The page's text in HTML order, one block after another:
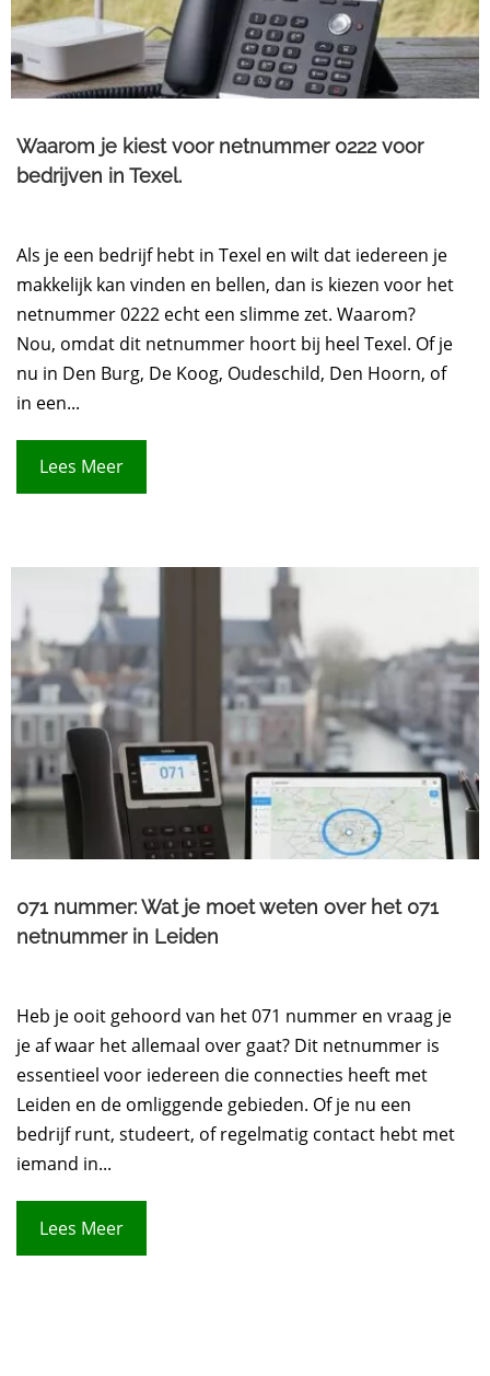
Waarom je kiest voor netnummer 0222 voor
bedrijven in Texel.​
Als je een bedrijf hebt in Texel en wilt dat iedereen je
makkelijk kan vinden en bellen, dan is kiezen voor het
netnummer 0222 echt een slimme zet. Waarom?
Nou, omdat dit netnummer hoort bij heel Texel. Of je
nu in Den Burg, De Koog, Oudeschild, Den Hoorn, of
in een...
Lees Meer
071 nummer: Wat je moet weten over het 071
netnummer in Leiden
Heb je ooit gehoord van het 071 nummer en vraag je
je af waar het allemaal over gaat? Dit netnummer is
essentieel voor iedereen die connecties heeft met
Leiden en de omliggende gebieden. Of je nu een
bedrijf runt, studeert, of regelmatig contact hebt met
iemand in...
Lees Meer